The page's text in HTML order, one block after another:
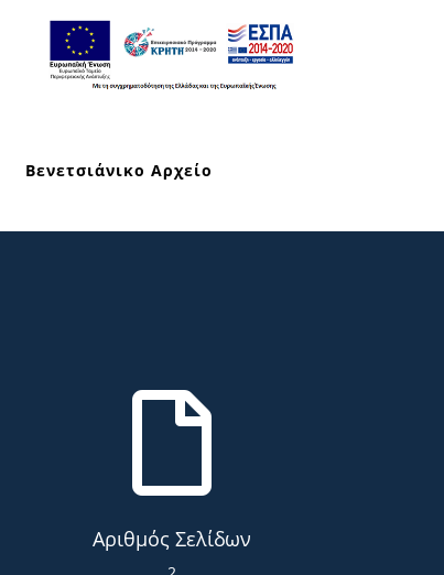
Βενετσιάνικο Αρχείο

Αριθμός Σελίδων